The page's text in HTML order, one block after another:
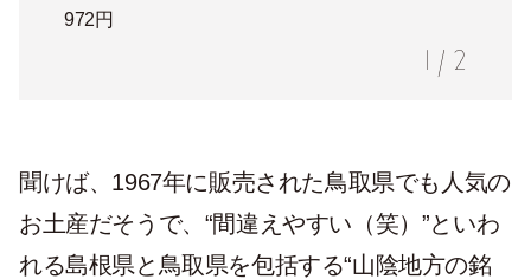
972円
1 / 2
聞けば、1967年に販売された鳥取県でも人気の
お土産だそうで、“間違えやすい（笑）”といわ
れる島根県と鳥取県を包括する“山陰地方の銘